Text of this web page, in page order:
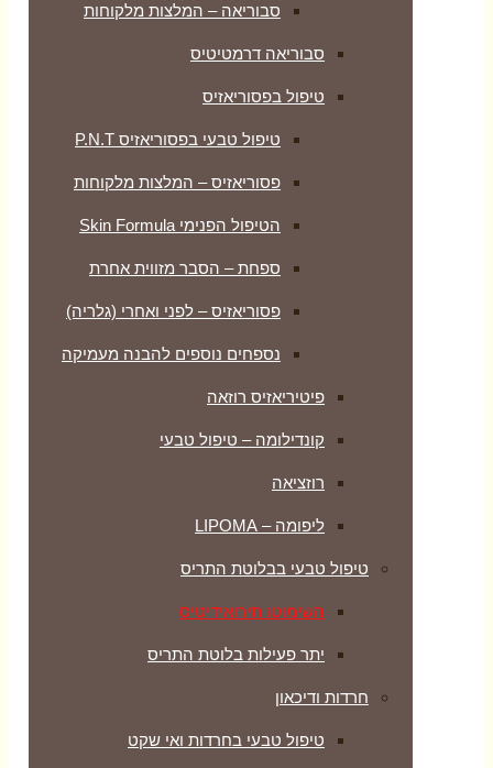
סבוריאה – המלצות מלקוחות
סבוריאה דרמטיטיס
טיפול בפסוריאזיס
טיפול טבעי בפסוריאזיס P.N.T
פסוריאזיס – המלצות מלקוחות
הטיפול הפנימי Skin Formula
ספחת – הסבר מזווית אחרת
פסוריאזיס – לפני ואחרי (גלריה)
נספחים נוספים להבנה מעמיקה
פיטיריאזיס רוזאה
קונדילומה – טיפול טבעי
רוזציאה
ליפומה – LIPOMA
טיפול טבעי בבלוטת התריס
השימוטו תירואידיטיס
יתר פעילות בלוטת התריס
חרדות ודיכאון
טיפול טבעי בחרדות ואי שקט